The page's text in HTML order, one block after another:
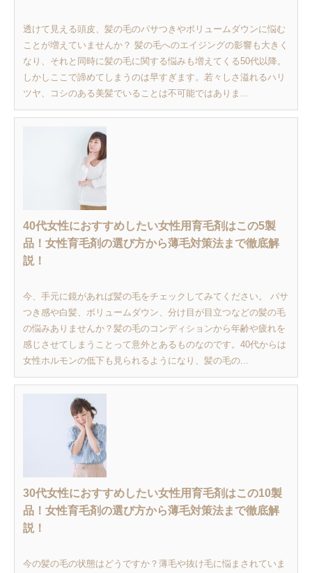
透けて見える頭皮、髪の毛のパサつきやボリュームダウンに悩む
ことが増えていませんか？ 髪の毛へのエイジングの影響も大きく
なり、それと同時に髪の毛に関する悩みも増えてくる50代以降。
しかしここで諦めてしまうのは早すぎます。若々しさ溢れるハリ
ツヤ、コシのある美髪でいることは不可能ではありま...
40代女性におすすめしたい女性用育毛剤はこの5製
品！女性育毛剤の選び方から薄毛対策法まで徹底解
説！
今、手元に鏡があれば髪の毛をチェックしてみてください。 パサ
つき感や白髪、ボリュームダウン、分け目が目立つなどの髪の毛
の悩みありませんか？髪の毛のコンディションから年齢や疲れを
感じさせてしまうことって意外とあるものなのです。40代からは
女性ホルモンの低下も見られるようになり、髪の毛の...
30代女性におすすめしたい女性用育毛剤はこの10製
品！女性育毛剤の選び方から薄毛対策法まで徹底解
説！
今の髪の毛の状態はどうですか？薄毛や抜け毛に悩まされていま